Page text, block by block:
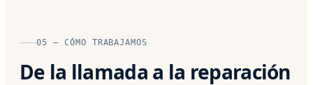
05 — CÓMO TRABAJAMOS
De la llamada a la reparación